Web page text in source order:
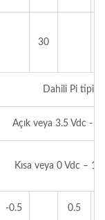
30
Dahili Pi tipi
Açık veya 3.5 Vdc -
Kısa veya 0 Vdc –
-0.5 0.5